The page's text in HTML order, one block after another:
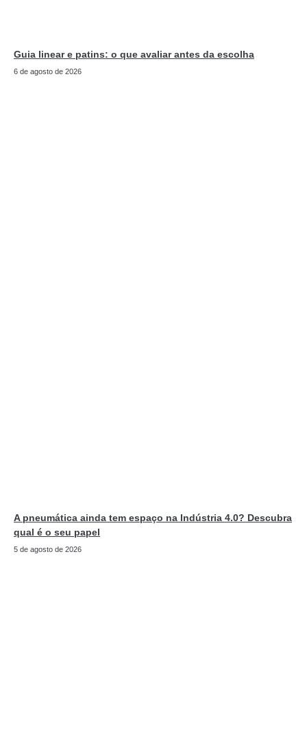
Guia linear e patins: o que avaliar antes da escolha
6 de agosto de 2026
A pneumática ainda tem espaço na Indústria 4.0? Descubra
qual é o seu papel
5 de agosto de 2026